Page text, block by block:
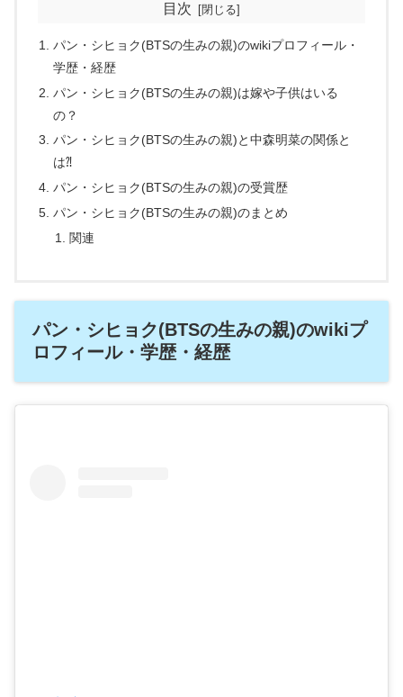
目次
パン・シヒョク(BTSの生みの親)のwikiプロフィール・
学歴・経歴
パン・シヒョク(BTSの生みの親)は嫁や子供はいる
の？
パン・シヒョク(BTSの生みの親)と中森明菜の関係と
は⁈
パン・シヒョク(BTSの生みの親)の受賞歴
パン・シヒョク(BTSの生みの親)のまとめ
関連
パン・シヒョク(BTSの生みの親)のwikiプ
ロフィール・学歴・経歴